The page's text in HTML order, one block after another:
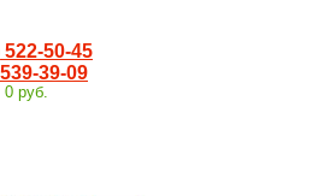
522-50-45
39-09
0 руб.